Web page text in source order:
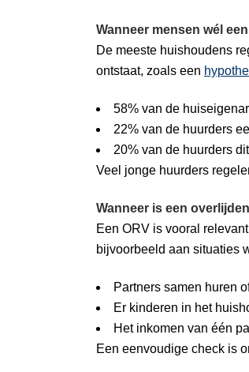
Wanneer mensen wél
De meeste huishoudens
ontstaat, zoals een
58% van de
22% van de huurders
20% van de huurders
Veel jonge huurders
Wanneer is een
Een ORV is vooral
bijvoorbeeld aan situaties
Partners samen huren
Er kinderen in het
Het inkomen van één
Een eenvoudige check is